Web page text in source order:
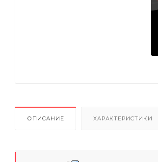
ОПИСАНИЕ ХАРАКТЕРИСТИКИ